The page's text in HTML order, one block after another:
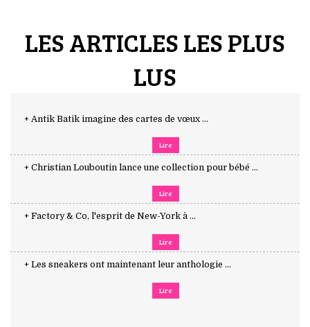
LES ARTICLES LES PLUS
LUS
+ Antik Batik imagine des cartes de vœux ...
Lire
+ Christian Louboutin lance une collection pour bébé ...
Lire
+ Factory & Co, l'esprit de New-York à ...
Lire
+ Les sneakers ont maintenant leur anthologie ...
Lire